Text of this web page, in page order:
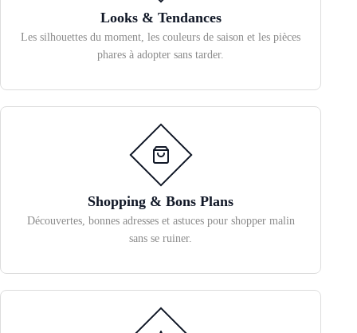
Looks & Tendances
Les silhouettes du moment, les couleurs de saison et les pièces
phares à adopter sans tarder.
Shopping & Bons Plans
Découvertes, bonnes adresses et astuces pour shopper malin
sans se ruiner.